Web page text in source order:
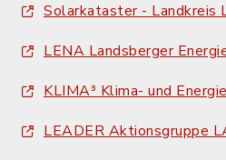
Solarkataster - Landkreis
LENA Landsberger
KLIMA³ Klima- und
LEADER Aktionsgruppe